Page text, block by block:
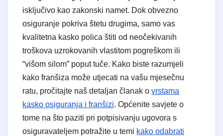
isključivo kao zakonski namet. Dok obvezno
osiguranje pokriva štetu drugima, samo vas
kvalitetna kasko polica štiti od neočekivanih
troškova uzrokovanih vlastitom pogreškom ili
“višom silom” poput tuče. Kako biste razumjeli
kako franšiza može utjecati na vašu mjesečnu
ratu, pročitajte naš detaljan članak o vrstama
kasko osiguranja i franšizi. Općenite savjete o
tome na što paziti pri potpisivanju ugovora s
osiguravateljem potražite u temi kako odabrati